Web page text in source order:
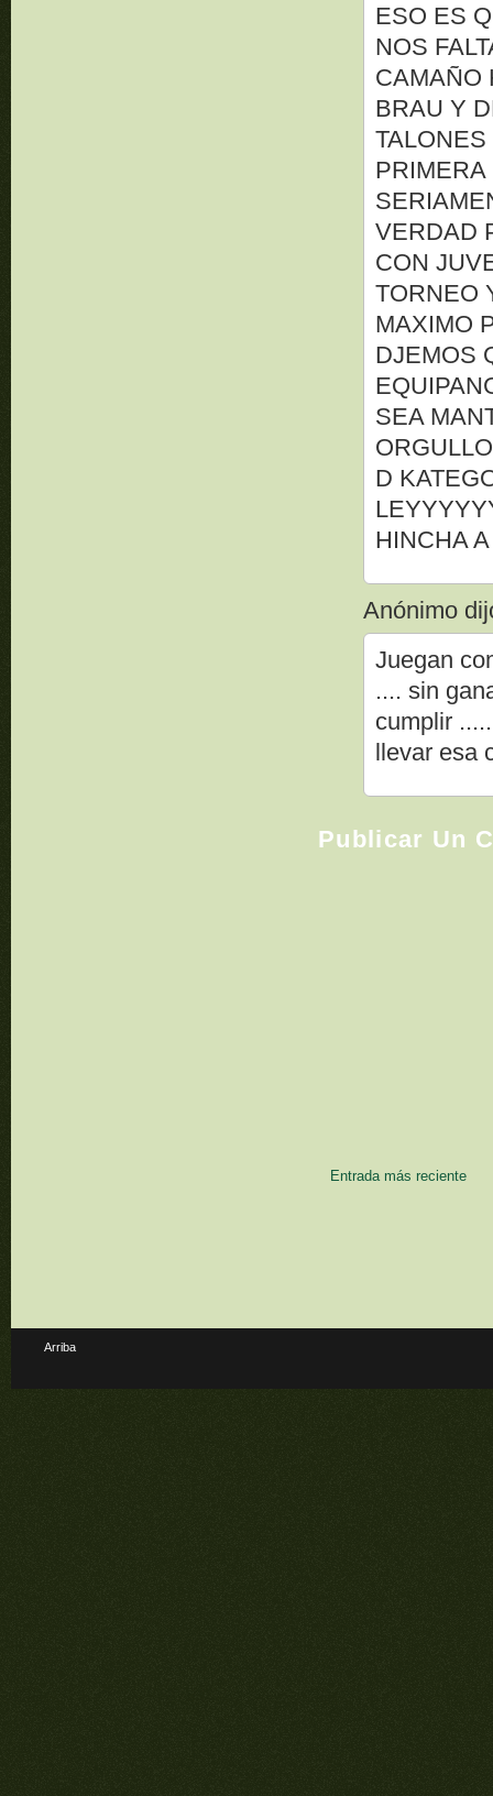
ESO ES
NOS
CAMAÑO
BRAU Y
VERDAD
CON
TORNEO
MAXIMO
DJEMOS
SEA
D
HINCHA
Anónimo
Juegan
.... sin
cumplir
llevar esa
Publicar Un
Entrada más reciente
Arriba